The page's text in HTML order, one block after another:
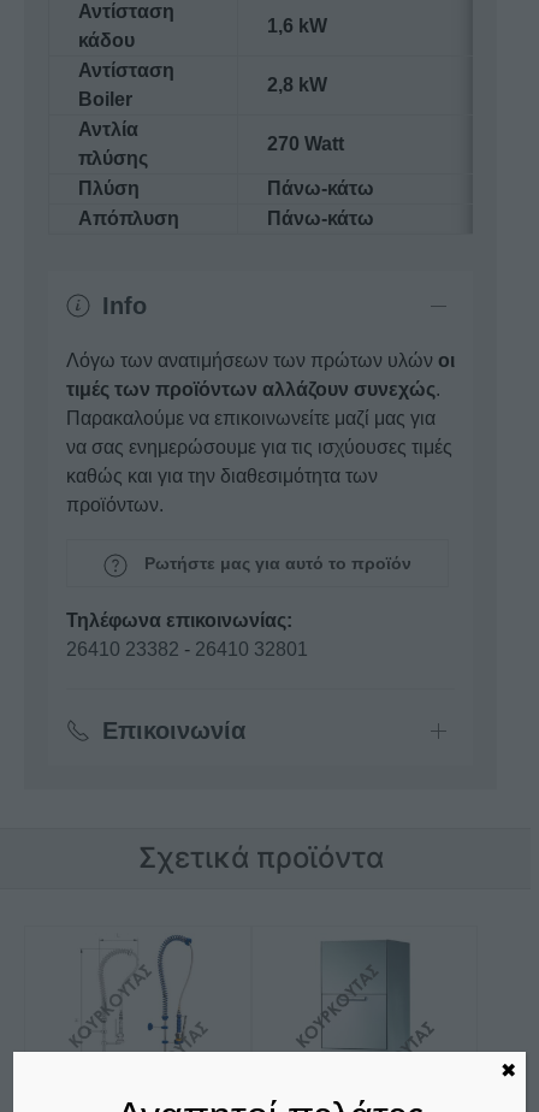
Αντίσταση
κάδου
1,6 kW
Αντίσταση
Boiler
2,8 kW
Αντλία
πλύσης
270 Watt
Πλύση
Πάνω-κάτω
Απόπλυση
Πάνω-κάτω
Info
Λόγω των ανατιμήσεων των πρώτων υλών οι
τιμές των προϊόντων αλλάζουν συνεχώς.
Παρακαλούμε να επικοινωνείτε μαζί μας για
να σας ενημερώσουμε για τις ισχύουσες τιμές
καθώς και για την διαθεσιμότητα των
προϊόντων.
Ρωτήστε μας για αυτό το προϊόν
Τηλέφωνα επικοινωνίας:
26410 23382 - 26410 32801
Επικοινωνία
Σχετικά προϊόντα
✖